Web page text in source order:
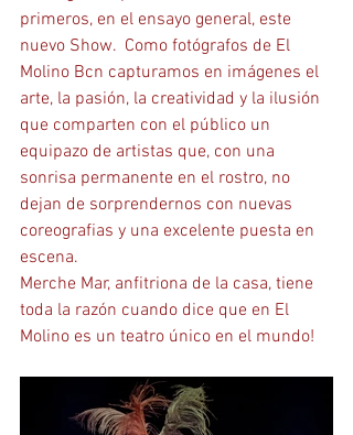
primeros, en el ensayo general, este
nuevo Show.  Como fotógrafos de El
Molino Bcn capturamos en imágenes el
arte, la pasión, la creatividad y la ilusión
que comparten con el público un
equipazo de artistas que, con una
sonrisa permanente en el rostro, no
dejan de sorprendernos con nuevas
coreografias y una excelente puesta en
escena.
Merche Mar, anfitriona de la casa, tiene
toda la razón cuando dice que en El
Molino es un teatro único en el mundo!